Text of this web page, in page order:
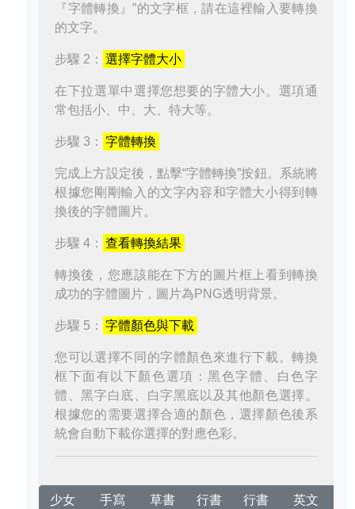
『字體轉換』”的文字框，請在這裡輸入要轉換
的文字。
步驟 2： 選擇字體大小
在下拉選單中選擇您想要的字體大小。選項通
常包括小、中、大、特大等。
步驟 3： 字體轉換
完成上方設定後，點擊“字體轉換”按鈕。系統將
根據您剛剛輸入的文字內容和字體大小得到轉
換後的字體圖片。
步驟 4： 查看轉換結果
轉換後，您應該能在下方的圖片框上看到轉換
成功的字體圖片，圖片為PNG透明背景。
步驟 5： 字體顏色與下載
您可以選擇不同的字體顏色來進行下載。轉換
框下面有以下顏色選項：黑色字體、白色字
體、黑字白底、白字黑底以及其他顏色選擇。
根據您的需要選擇合適的顏色，選擇顏色後系
統會自動下載你選擇的對應色彩。
少女
手寫
草書
行書
行書
英文